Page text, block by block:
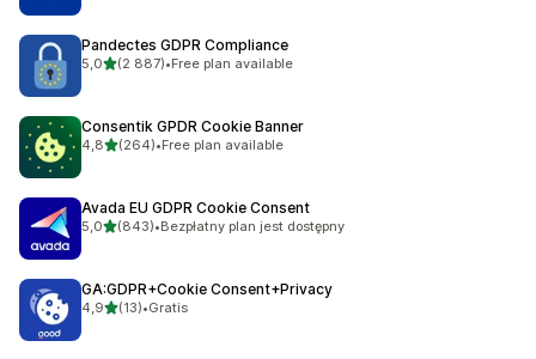
Pandectes GDPR Compliance
5,0na 5 gwiazdek
(2 887)
Łączna liczba recenzji: 2887
•Free plan available
Consentik GPDR Cookie Banner
4,8na 5 gwiazdek
(264)
Łączna liczba recenzji: 264
•Free plan available
Avada EU GDPR Cookie Consent
5,0na 5 gwiazdek
(843)
Łączna liczba recenzji: 843
•Bezpłatny plan jest dostępny
GA:GDPR+Cookie Consent+Privacy
4,9na 5 gwiazdek
(13)
Łączna liczba recenzji: 13
•Gratis